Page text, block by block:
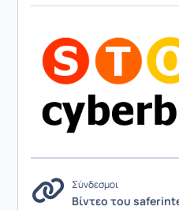
Σύνδεσμοι
Βίντεο του